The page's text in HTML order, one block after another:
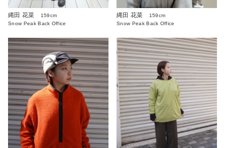
縄田 花菜
159cm
Snow Peak Back Office
縄田 花菜
159cm
Snow Peak Back Office